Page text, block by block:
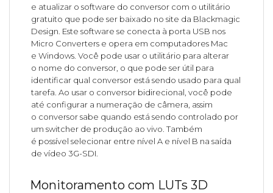
e atualizar o software do conversor com o utilitário
gratuito que pode ser baixado no site da Blackmagic
Design. Este software se conecta à porta USB nos
Micro Converters e opera em computadores Mac
e Windows. Você pode usar o utilitário para alterar
o nome do conversor, o que pode ser útil para
identificar qual conversor está sendo usado para qual
tarefa. Ao usar o conversor bidirecional, você pode
até configurar a numeração de câmera, assim
o conversor sabe quando está sendo controlado por
um switcher de produção ao vivo. Também
é possível selecionar entre nível A e nível B na saída
de vídeo 3G-SDI.
Monitoramento com LUTs 3D